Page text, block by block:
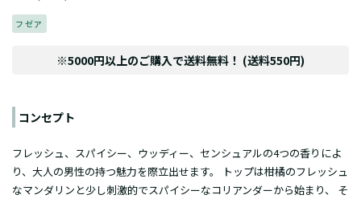
フゼア
※5000円以上のご購入で送料無料！ (送料550円)
コンセプト
フレッシュ、スパイシー、ウッディー、センシュアルの4つの香りによ
り、大人の男性の持つ魅力を際立出せます。 トップは柑橘のフレッシュ
なマンダリンと少し刺激的でスパイシーなコリアンダーから始まり、 そ